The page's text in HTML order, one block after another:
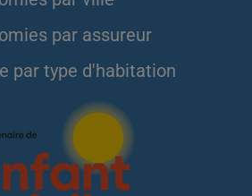
par assureur
par type d'habitation